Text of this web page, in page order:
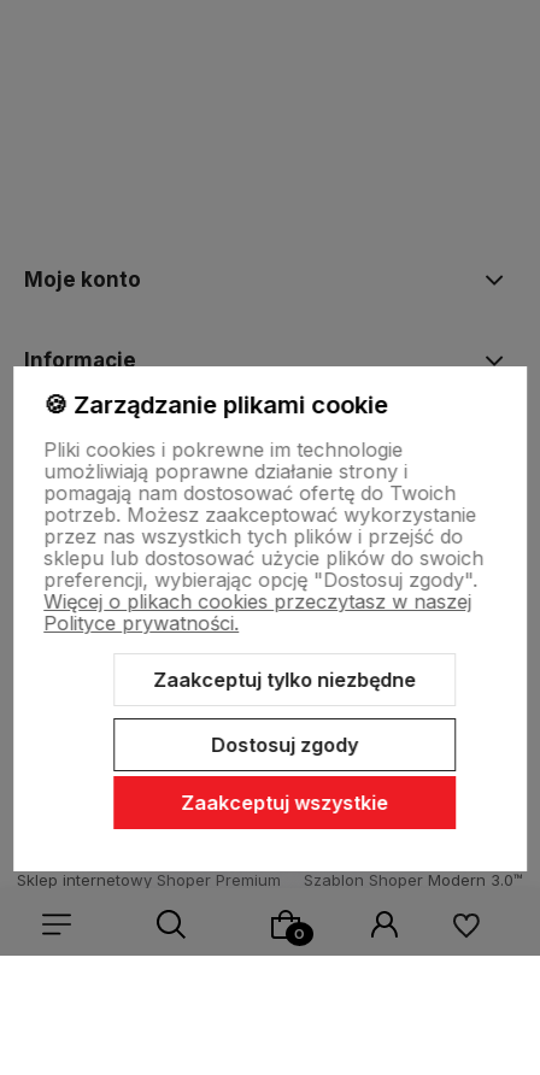
Moje konto
Informacje
O nas
Dostawa i płatności
Sklepy stacjonarne
Obsługa hurtowa
Sklep internetowy Shoper Premium
Szablon Shoper Modern 3.0™
🍪 Zarządzanie plikami cookie
Pliki cookies i pokrewne im technologie
umożliwiają poprawne działanie strony i
pomagają nam dostosować ofertę do Twoich
potrzeb. Możesz zaakceptować wykorzystanie
przez nas wszystkich tych plików i przejść do
sklepu lub dostosować użycie plików do swoich
preferencji, wybierając opcję "Dostosuj zgody".
Więcej o plikach cookies przeczytasz w naszej
Polityce prywatności.
Zaakceptuj tylko niezbędne
Dostosuj zgody
Zaakceptuj wszystkie